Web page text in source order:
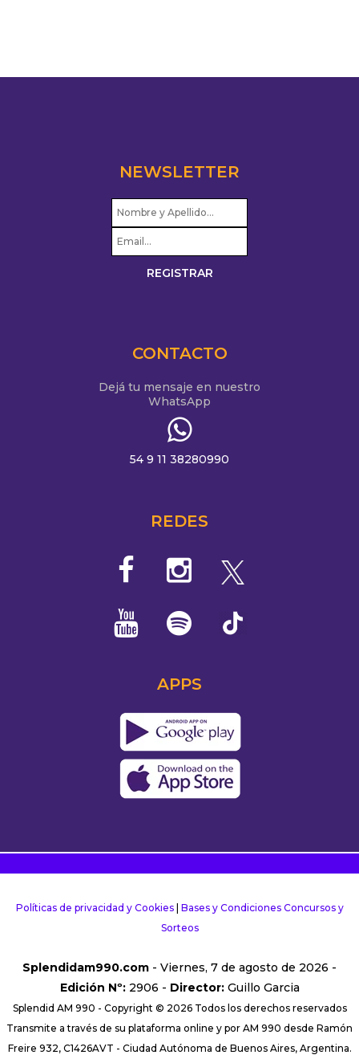
NEWSLETTER
CONTACTO
Dejá tu mensaje en nuestro
WhatsApp
54 9 11 38280990
REDES
APPS
Políticas de privacidad y Cookies| Bases y Condiciones Concursos y
Sorteos
Splendidam990.com - Viernes, 7 de agosto de 2026 -
Edición Nº:2906 - Director:Guillo Garcia
Splendid AM 990 - Copyright © 2026 Todos los derechos reservados
Transmite a través de su plataforma online y por AM 990 desde Ramón
Freire 932, C1426AVT - Ciudad Autónoma de Buenos Aires, Argentina.